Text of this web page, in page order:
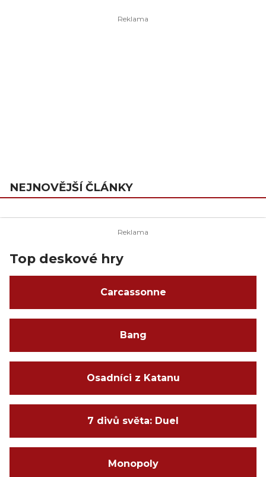
NEJNOVĚJŠÍ ČLÁNKY
Top deskové hry
Carcassonne
Bang
Osadníci z Katanu
7 divů světa: Duel
Monopoly